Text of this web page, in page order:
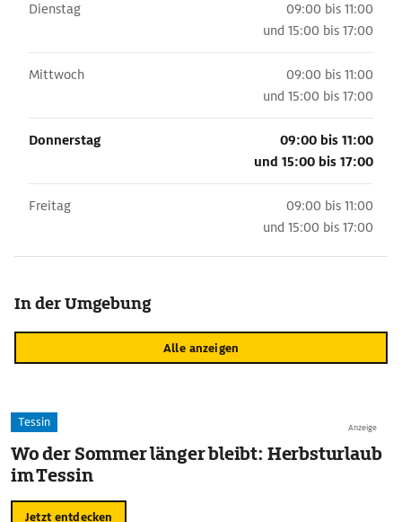
Dienstag
09:00 bis 11:00
und 15:00 bis 17:00
Mittwoch
09:00 bis 11:00
und 15:00 bis 17:00
Donnerstag
09:00 bis 11:00
und 15:00 bis 17:00
Freitag
09:00 bis 11:00
und 15:00 bis 17:00
In der Umgebung
Alle anzeigen
Anzeige
Tessin
Wo der Sommer länger bleibt: Herbsturlaub
im Tessin
Jetzt entdecken